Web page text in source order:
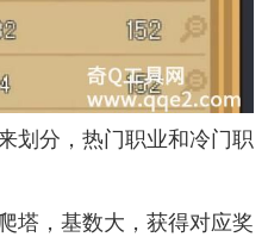
分，热门职业和冷门职
，基数大，获得对应奖